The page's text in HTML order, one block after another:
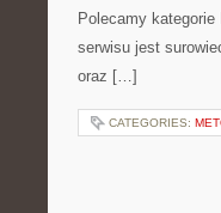
Polecamy
serwisu jest
oraz […]
CATEGORIES: